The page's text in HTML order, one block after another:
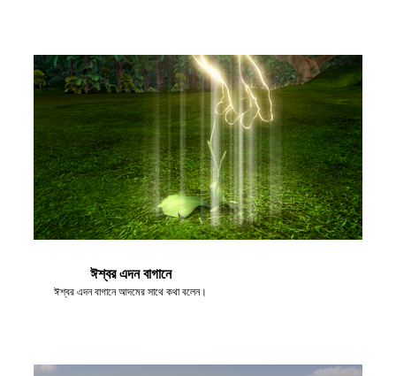
ঈশ্বর এদন বাগানে
ঈশ্বর এদন বাগানে আদমের সাথে কথা বলেন।